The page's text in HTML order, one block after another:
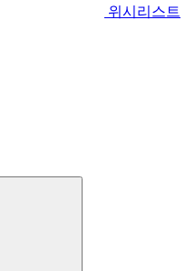
위시리스트